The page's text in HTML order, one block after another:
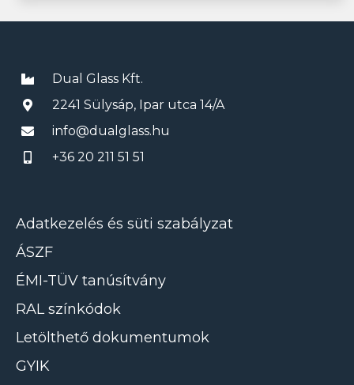
Dual Glass Kft.
2241 Sülysáp, Ipar utca 14/A
info@dualglass.hu
+36 20 211 51 51
Adatkezelés és süti szabályzat
ÁSZF
ÉMI-TÜV tanúsítvány
RAL színkódok
Letölthető dokumentumok
GYIK